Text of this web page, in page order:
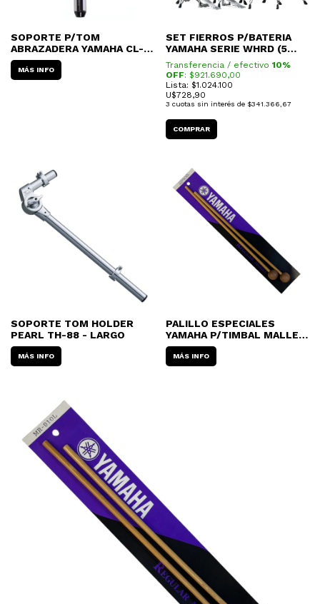
SOPORTE P/TOM
ABRAZADERA YAMAHA CL-
840BBP
MÁS INFO
SET FIERROS P/BATERIA
YAMAHA SERIE WHRD (5
FIERROS)
Transferencia / efectivo 10%
OFF: $921.690,00
Lista: $1.024.100
U$728,90
3 cuotas sin interés de $341.366,67
SOPORTE TOM HOLDER
PEARL TH-88 - LARGO
MÁS INFO
PALILLO ESPECIALES
YAMAHA P/TIMBAL MALLET
MR-900L
MÁS INFO